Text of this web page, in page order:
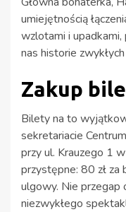
umiejętnością
wzlotami i upadkami,
nas historie
Zakup
Bilety na to
sekretariacie
przy ul. Krauzego 1
przystępne: 80 zł za
ulgowy. Nie przegap
niezwykłego